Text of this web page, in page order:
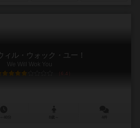
ィル・ウォック・ユー！
We Will Wok You
6.4